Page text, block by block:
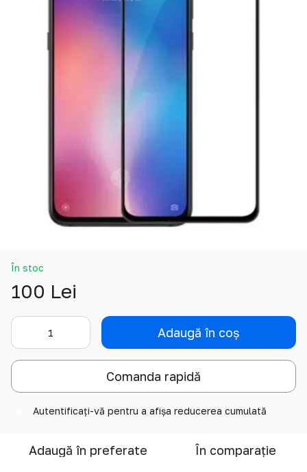
În stoc
100 Lei
Adaugă în coș
Comanda rapidă
Autentificați-vă pentru a afișa reducerea cumulată
Adaugă în preferate În comparație